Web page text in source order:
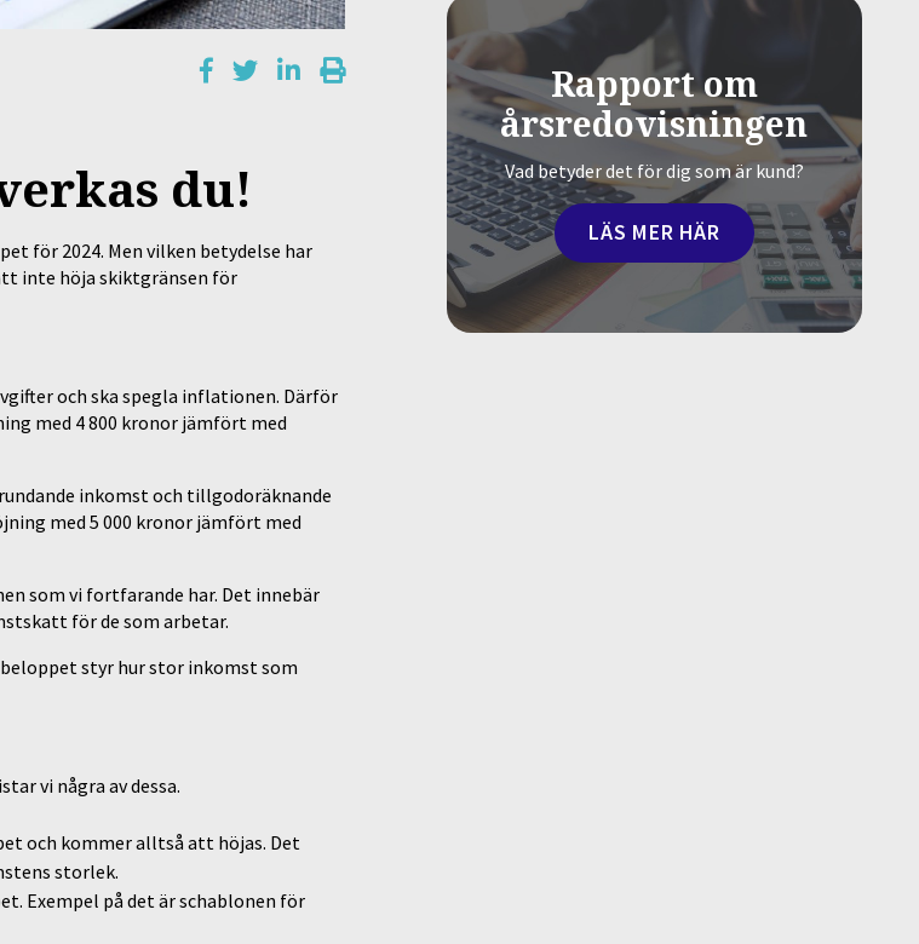
du!
för 2024. Men vilken betydelse har
inte höja skiktgränsen för
och ska spegla inflationen. Därför
med 4 800 kronor jämfört med
inkomst och tillgodoräknande
med 5 000 kronor jämfört med
som vi fortfarande har. Det innebär
för de som arbetar.
styr hur stor inkomst som
vi några av dessa.
och kommer alltså att höjas. Det
storlek.
Exempel på det är schablonen för
Rapport om
årsredovisningen
Vad betyder det för dig som är kund?
LÄS MER HÄR